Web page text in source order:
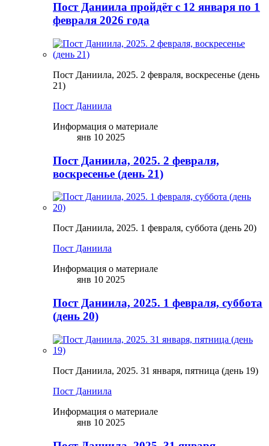
Пост Даниила пройдёт с 12 января по 1
февраля 2026 года
Пост Даниила, 2025. 2 февраля, воскресенье (день
21)
Пост Даниила
Информация о материале
янв 10 2025
Пост Даниила, 2025. 2 февраля,
воскресенье (день 21)
Пост Даниила, 2025. 1 февраля, суббота (день 20)
Пост Даниила
Информация о материале
янв 10 2025
Пост Даниила, 2025. 1 февраля, суббота
(день 20)
Пост Даниила, 2025. 31 января, пятница (день 19)
Пост Даниила
Информация о материале
янв 10 2025